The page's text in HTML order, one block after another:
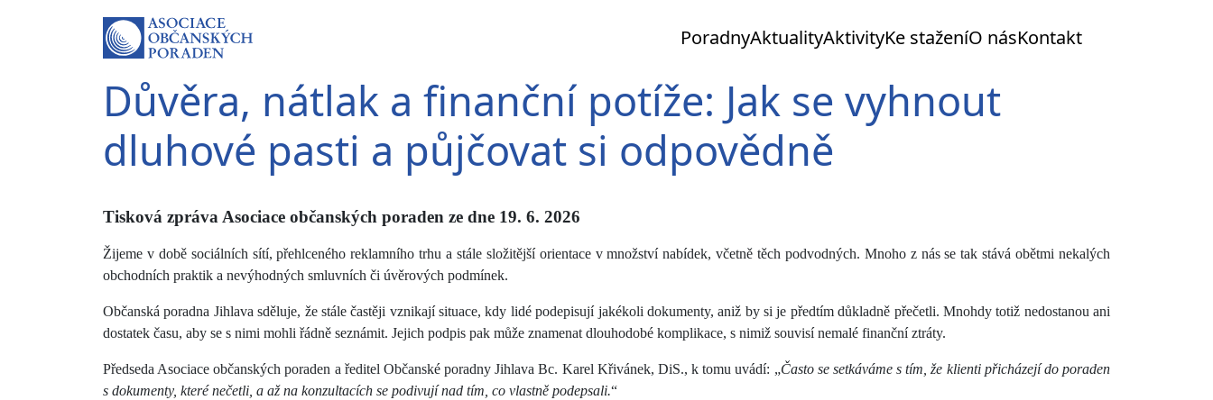
PoradnyAktualityAktivityKe staženíO násKontakt
Důvěra, nátlak a finanční potíže: Jak se vyhnout
dluhové pasti a půjčovat si odpovědně
Tisková zpráva Asociace občanských poraden ze dne 19. 6. 2026
Žijeme v době sociálních sítí, přehlceného reklamního trhu a stále složitější orientace v množství nabídek, včetně těch podvodných. Mnoho z nás se tak stává obětmi nekalých
obchodních praktik a nevýhodných smluvních či úvěrových podmínek.
Občanská poradna Jihlava sděluje, že stále častěji vznikají situace, kdy lidé podepisují jakékoli dokumenty, aniž by si je předtím důkladně přečetli. Mnohdy totiž nedostanou ani
dostatek času, aby se s nimi mohli řádně seznámit. Jejich podpis pak může znamenat dlouhodobé komplikace, s nimiž souvisí nemalé finanční ztráty.
Předseda Asociace občanských poraden a ředitel Občanské poradny Jihlava Bc. Karel Křivánek, DiS., k tomu uvádí: „Často se setkáváme s tím, že klienti přicházejí do poraden
s dokumenty, které nečetli, a až na konzultacích se podivují nad tím, co vlastně podepsali.“